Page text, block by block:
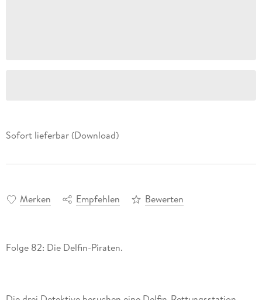
Sofort lieferbar (Download)
Merken Empfehlen Bewerten